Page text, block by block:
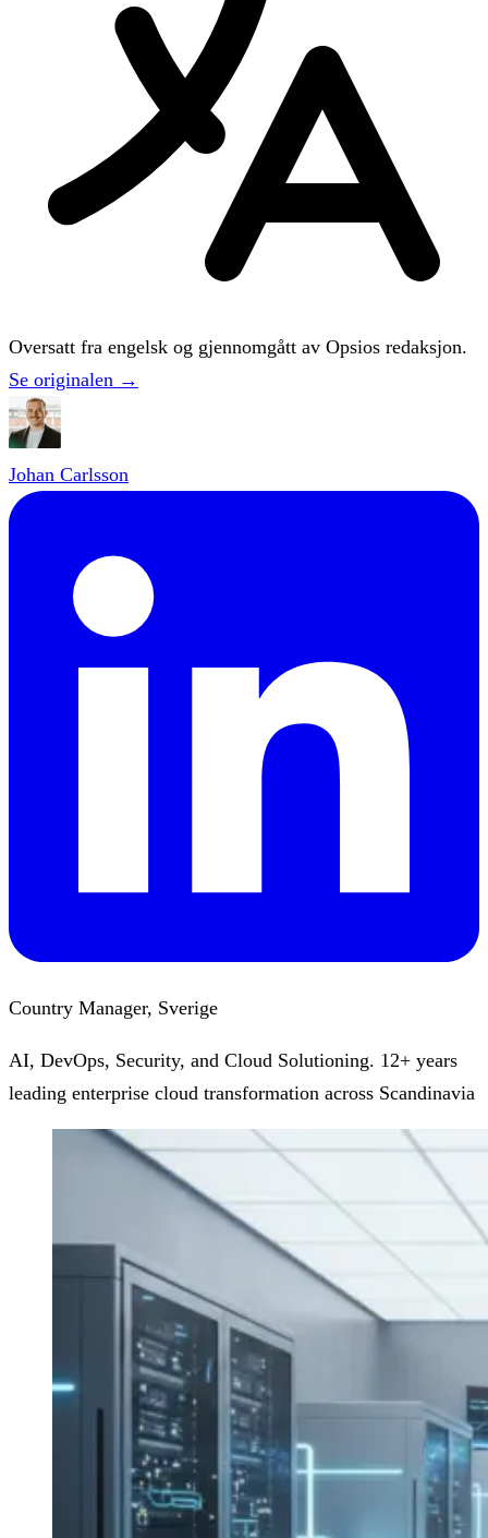
Oversatt fra engelsk og gjennomgått av Opsios redaksjon.
Se originalen →
Johan Carlsson
Country Manager, Sverige
AI, DevOps, Security, and Cloud Solutioning. 12+ years
leading enterprise cloud transformation across Scandinavia